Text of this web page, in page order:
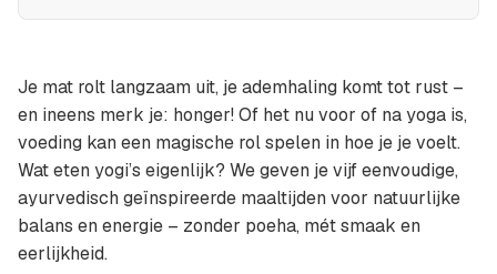
Je mat rolt langzaam uit, je ademhaling komt tot rust –
en ineens merk je: honger! Of het nu voor of na yoga is,
voeding kan een magische rol spelen in hoe je je voelt.
Wat eten yogi’s eigenlijk? We geven je vijf eenvoudige,
ayurvedisch geïnspireerde maaltijden voor natuurlijke
balans en energie – zonder poeha, mét smaak en
eerlijkheid.